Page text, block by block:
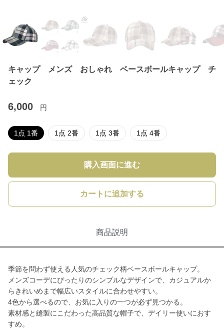
キャップ メンズ おしゃれ ベースボールキャップ チ
ェック
6,000 円
1点 1番 1点 2番 1点 3番 1点 4番
購入画面に進む
カートに追加する
商品説明
季節を問わず使える人気のチェック柄ベースボールキャップ。
メンズコーデにぴったりのシンプルなデザインで、カジュアルか
らきれいめまで幅広いスタイルに合わせやすい。
4色から選べるので、お気に入りの一つが必ず見つかる。
素材感と縫製にこだわった高品質な帽子で、デイリー使いにおす
すめ。